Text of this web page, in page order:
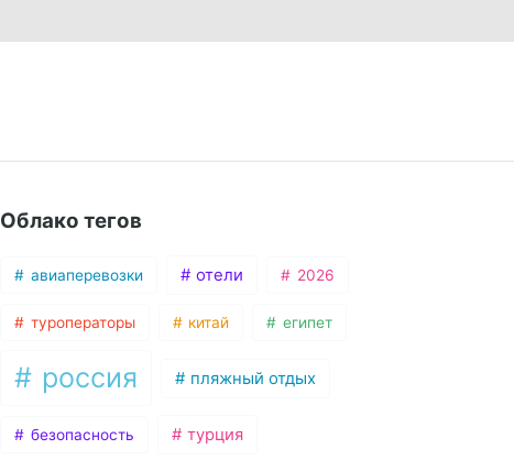
Облако тегов
авиаперевозки отели 2026
туроператоры китай египет
россия пляжный отдых
безопасность турция